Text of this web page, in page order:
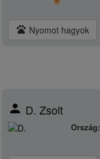
pets Nyomot hagyok
person D. Zsolt
Ország: